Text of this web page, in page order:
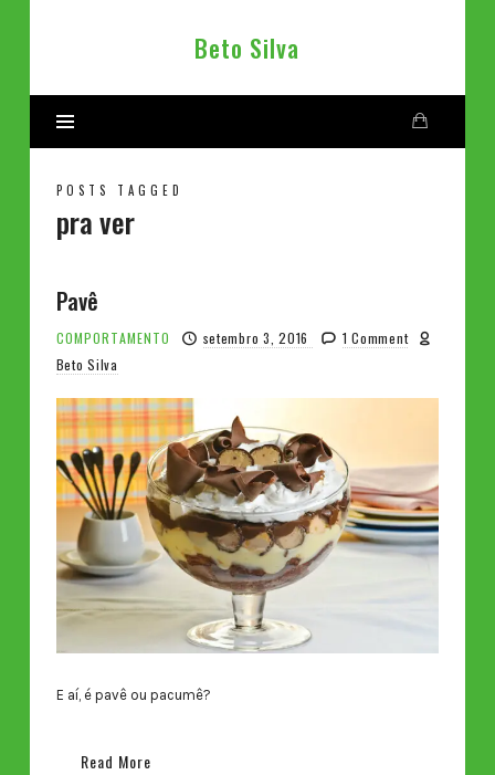
Beto
Beto Silva
POSTS TAGGED
pra ver
Pavê
COMPORTAMENTO setembro 3, 2016
1 Comment
Beto Silva
E aí, é pavê ou pacumê?
Read More